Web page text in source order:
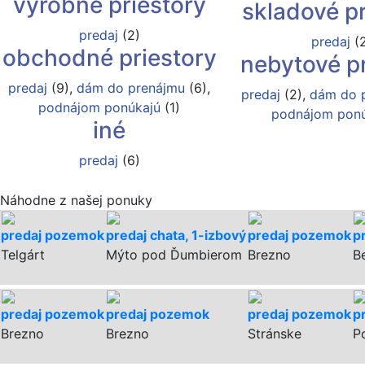
predaj (2)
obchodné priestory
predaj (9), dám do prenájmu (6),
podnájom ponúkajú (1)
iné
predaj (6)
skladové
predaj
nebytové
predaj (2), dám do
podnájom
Náhodne z našej ponuky
predaj pozemok
Telgárt
predaj chata, 1-izbový
Mýto pod Ďumbierom
predaj pozemok
Brezno
predaj pozemok
Brezno
predaj pozemok
Brezno
predaj pozemok
Stránske